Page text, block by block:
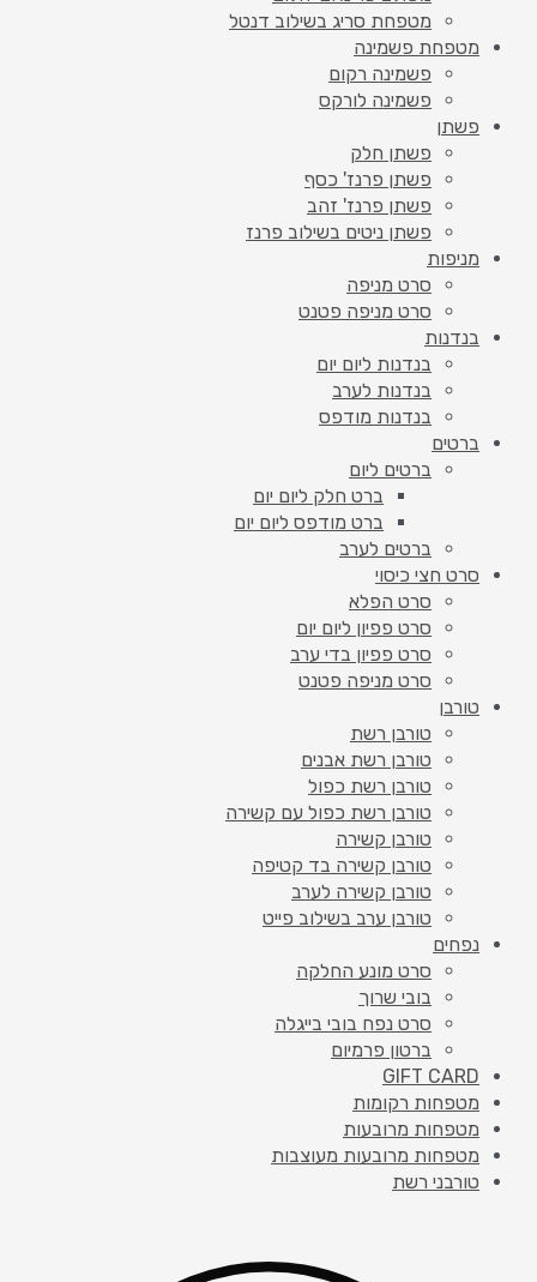
מטפחת סריג בשילוב דנטל
מטפחת פשמינה
פשמינה רקום
פשמינה לורקס
פשתן
פשתן חלק
פשתן פרנז' כסף
פשתן פרנז' זהב
פשתן ניטים בשילוב פרנז
מניפות
סרט מניפה
סרט מניפה פטנט
בנדנות
בנדנות ליום יום
בנדנות לערב
בנדנות מודפס
ברטים
ברטים ליום
ברט חלק ליום יום
ברט מודפס ליום יום
ברטים לערב
סרט חצי כיסוי
סרט הפלא
סרט פפיון ליום יום
סרט פפיון בדי ערב
סרט מניפה פטנט
טורבן
טורבן רשת
טורבן רשת אבנים
טורבן רשת כפול
טורבן רשת כפול עם קשירה
טורבן קשירה
טורבן קשירה בד קטיפה
טורבן קשירה לערב
טורבן ערב בשילוב פייט
נפחים
סרט מונע החלקה
בובי שרוך
סרט נפח בובי בייגלה
ברטון פרמיום
GIFT CARD
מטפחות רקומות
מטפחות מרובעות
מטפחות מרובעות מעוצבות
טורבני רשת